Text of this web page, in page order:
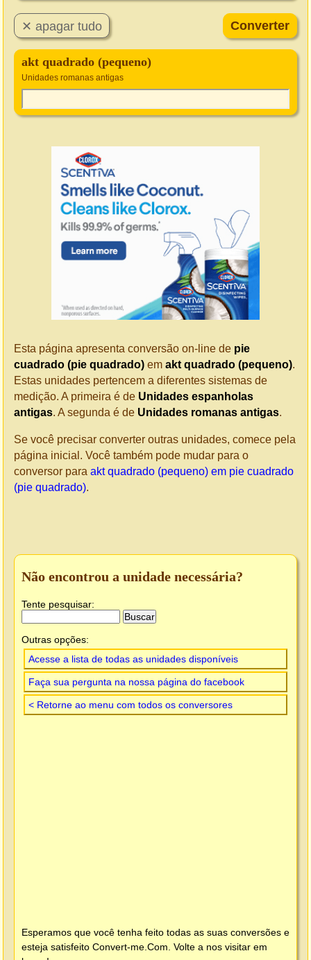
akt quadrado (pequeno)
Unidades romanas antigas
Esta página apresenta conversão on-line de pie
cuadrado (pie quadrado) em akt quadrado (pequeno).
Estas unidades pertencem a diferentes sistemas de
medição. A primeira é de Unidades espanholas
antigas. A segunda é de Unidades romanas antigas.
Se você precisar converter outras unidades, comece pela
página inicial. Você também pode mudar para o
conversor para akt quadrado (pequeno) em pie cuadrado
(pie quadrado).
Não encontrou a unidade necessária?
Tente pesquisar:
Outras opções:
Acesse a lista de todas as unidades disponíveis
Faça sua pergunta na nossa página do facebook
< Retorne ao menu com todos os conversores
Esperamos que você tenha feito todas as suas conversões e
esteja satisfeito Convert-me.Com . Volte a nos visitar em